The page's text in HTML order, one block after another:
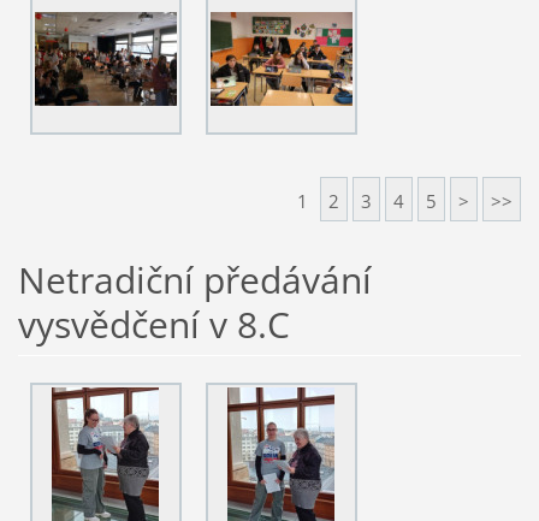
1 2 3 4 5 > >>
Netradiční předávání
vysvědčení v 8.C